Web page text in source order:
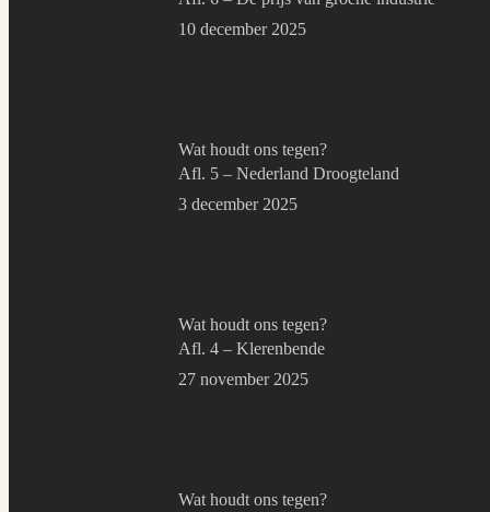
10 december 2025
Wat houdt ons tegen?
Afl. 5 – Nederland Droogteland
3 december 2025
Wat houdt ons tegen?
Afl. 4 – Klerenbende
27 november 2025
Wat houdt ons tegen?